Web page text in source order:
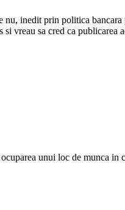
nu, inedit prin politica
vreau sa cred ca publicarea
unui loc de munca in